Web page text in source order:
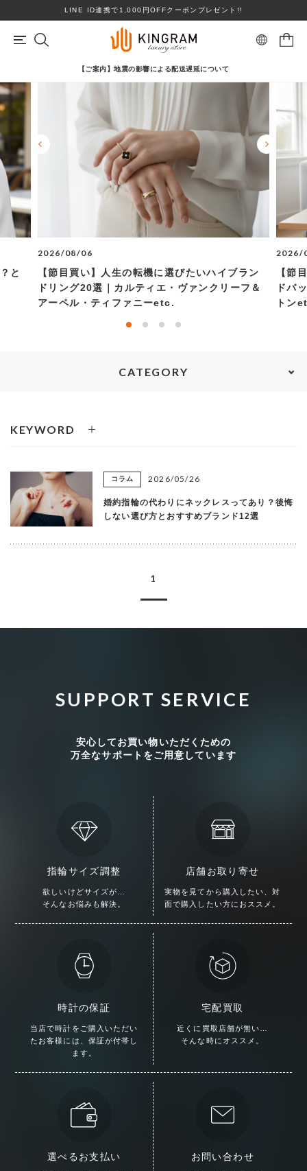
LINE ID連携で1,000円OFFクーポンプレゼント!!
リングサイズお直し対象 クーポン対象商品
心斎橋店在庫あり コンディションランクS
ヴァンクリーフ＆アーペル
性別
検索する リセット
マイページ 会員登録
カートを見る
BRAND
ITEM
PRICE DOWN
TOPICS
SHOPPING GUIDE
【ご案内】地震の影響による配送遅延について
と
2026/08/06
【節目買い】人生の転機に選びたいハイブラン
ドリング20選｜カルティエ・ヴァンクリーフ＆
アーペル・ティファニーetc.
2026/
【節
ドバ
トン
CATEGORY
KEYWORD
コラム 2026/05/26
婚約指輪の代わりにネックレスってあり？後悔
しない選び方とおすすめブランド12選
1
SUPPORT SERVICE
安心してお買い物いただくための
万全なサポートをご用意しています
指輪サイズ調整
欲しいけどサイズが…
そんなお悩みも解決。
店舗お取り寄せ
実物を見てから購入したい、対
面で購入したい方におススメ。
時計の保証
当店で時計をご購入いただい
た お客様には、保証が付帯し
ます。
宅配買取
近くに買取店舗が無い…
そんな時にオススメ。
選べるお支払い お問い合わせ